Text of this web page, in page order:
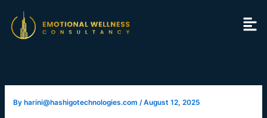
content
By harini@hashigotechnologies.com/August 12, 2025